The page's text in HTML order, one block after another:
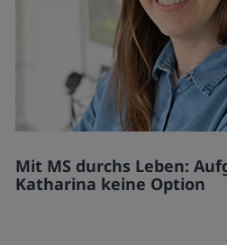
Mit MS durchs Leben:
Katharina keine Option